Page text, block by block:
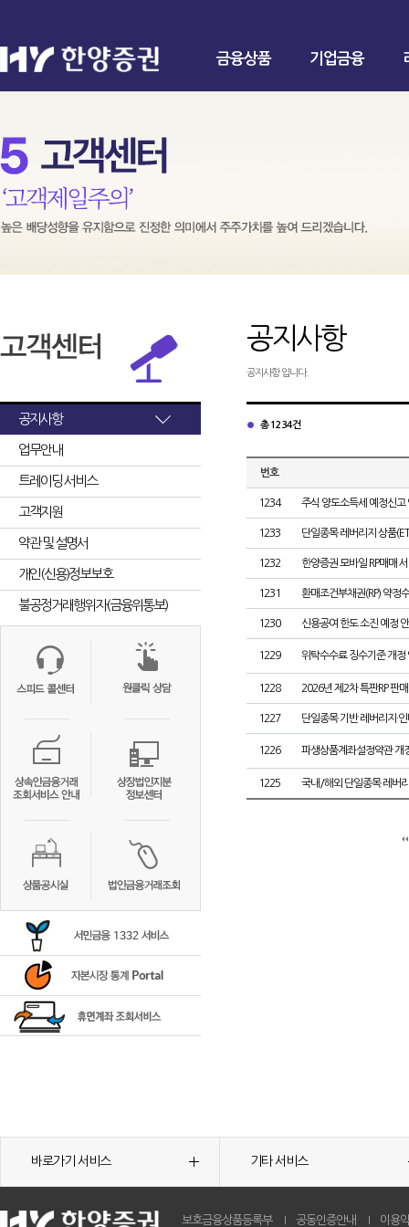
금융상품 기업금융
공지사항
업무안내
트레이딩 서비스
고객지원
약관 및 설명서
개인(신용)정보보호
불공정거래행위자(금융위통보)
공지사항
공지사항 입니다.
총 1234건
번호
1234 주식 양도소득세 예정신고
1233 단일종목 레버리지 상품
1232 한양증권 모바일 RP매매
1231 환매조건부채권(RP) 약정
1230 신용공여 한도 소진 예정
1229 위탁수수료 징수기준 개정
1228 2026년 제2차 특판RP 판매
1227 단일종목 기반 레버리지·
1226 파생상품계좌설정약관 개
1225 국내/해외 단일종목 레버
바로가기 서비스 기타 서비스
보호금융상품등록부 공동인증안내 이용